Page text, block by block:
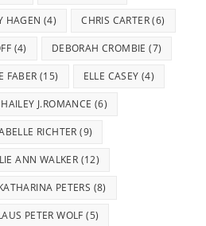
HAGEN (4) CHRIS CARTER(6)
(4) DEBORAH CROMBIE (7)
FABER (15) ELLE CASEY (4)
HAILEY J.ROMANCE (6)
RICHTER (9)
ANN WALKER (12)
PETERS (8)
PETER WOLF (5)